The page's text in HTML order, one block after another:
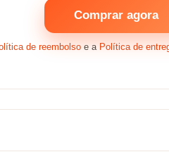
Comprar agora
de reembolso e a Política de